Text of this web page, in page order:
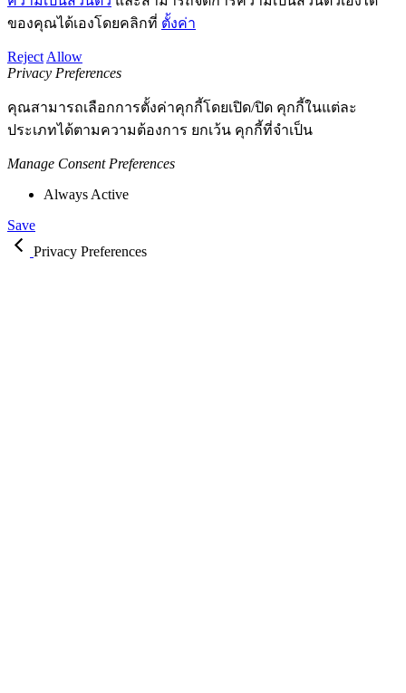
ของคุณได้เองโดยคลิกที่ ตั้งค่า
Reject Allow
Privacy Preferences
คุณสามารถเลือกการตั้งค่าคุกกี้โดยเปิด/ปิด คุกกี้ในแต่ละ
ประเภทได้ตามความต้องการ ยกเว้น คุกกี้ที่จำเป็น
Manage Consent Preferences
Always Active
Save
Privacy Preferences